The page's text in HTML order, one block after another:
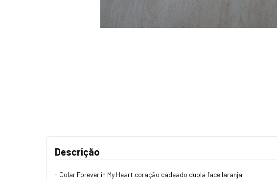
Descrição
- Colar Forever in My Heart coração cadeado dupla face laranja.